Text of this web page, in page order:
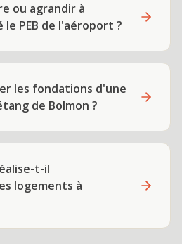
ou agrandir à
le PEB de l'aéroport ?
les fondations d'une
de Bolmon ?
t-il
logements à